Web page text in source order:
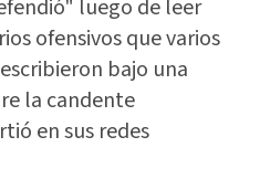
luego de leer
ofensivos que varios
bajo una
la candente
en sus redes